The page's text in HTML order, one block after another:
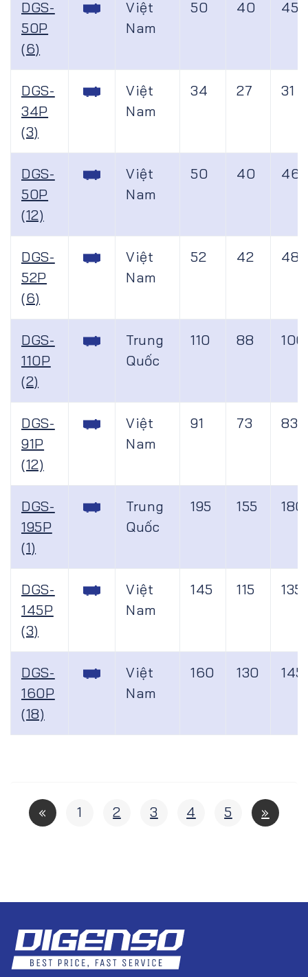
DGS-
50P
(6)
Việt
Nam
50 40 45
DGS-
34P
(3)
Việt
Nam
34 27 31
DGS-
50P
(12)
Việt
Nam
50 40 46
DGS-
52P
(6)
Việt
Nam
52 42 48
DGS-
110P
(2)
Trung
Quốc
110 88 100
DGS-
91P
(12)
Việt
Nam
91 73 83
DGS-
195P
(1)
Trung
Quốc
195 155 180
DGS-
145P
(3)
Việt
Nam
145 115 135
DGS-
160P
(18)
Việt
Nam
160 130 145
« 1 2 3 4 5 »